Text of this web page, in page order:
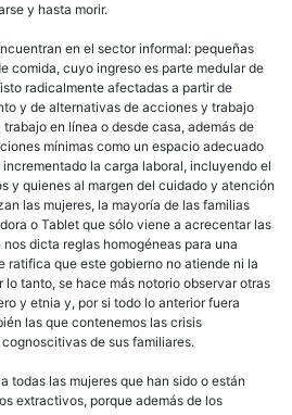
y hasta morir.
en el sector informal: pequeñas
comida, cuyo ingreso es parte medular de
radicalmente afectadas a partir de
y de alternativas de acciones y trabajo
en línea o desde casa, además de
mínimas como un espacio adecuado
la carga laboral, incluyendo el
y quienes al margen del cuidado y atención
las mujeres, la mayoría de las familias
o Tablet que sólo viene a acrecentar las
dicta reglas homogéneas para una
ratifica que este gobierno no atiende ni la
tanto, se hace más notorio observar otras
y etnia y, por si todo lo anterior fuera
las que contenemos las crisis
de sus familiares.
todas las mujeres que han sido o están
extractivos, porque además de los